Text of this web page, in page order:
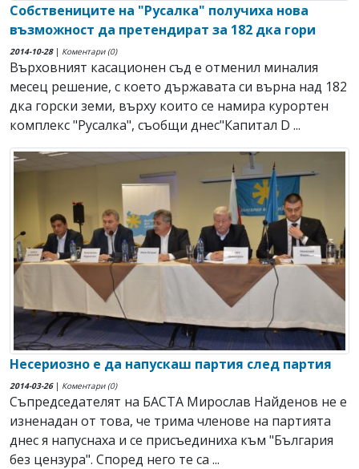
Собствениците на "Русалка" получиха нова
възможност да претендират за 182 дка гори
2014-10-28| Коментари (0)
Върховният касационен съд е отменил миналия
месец решение, с което държавата си върна над 182
дка горски земи, върху които се намира курортен
комплекс "Русалка", съобщи днес"Капитал D ...
Несериозно е да напускаш партия след партия
2014-03-26| Коментари (0)
Съпредседателят на БАСТА Мирослав Найденов не е
изненадан от това, че трима членове на партията
днес я напуснаха и се присъединиха към "България
без цензура". Според него те са ...